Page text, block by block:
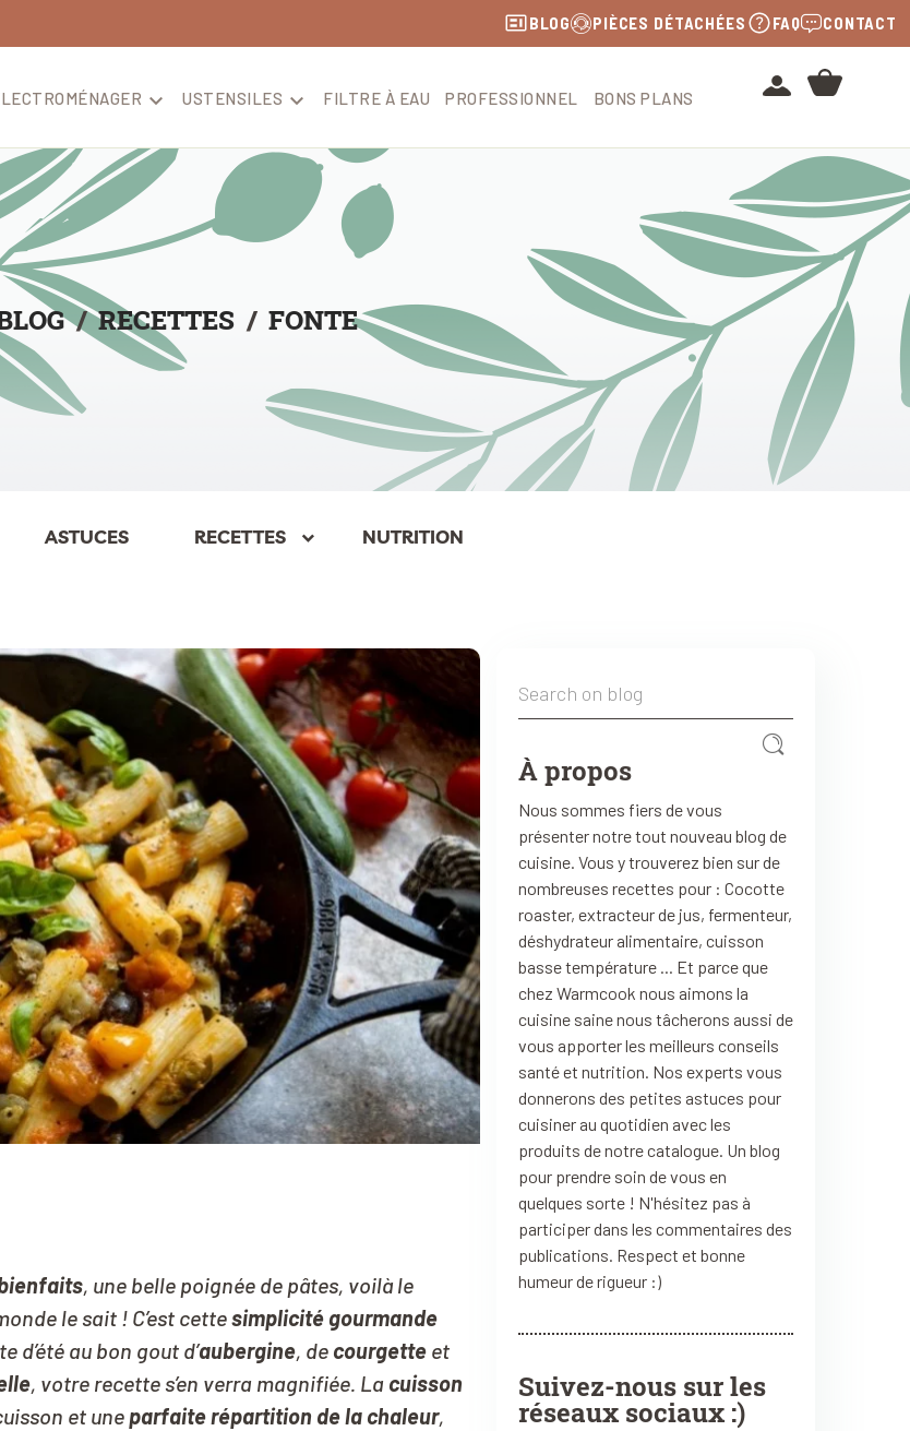
BLOG PIÈCES DÉTACHÉES FAQ CONTACT
 USTENSILES  FILTRE À EAU PROFESSIONNEL BONS PLANS
RECETTES FONTE
ASTUCES RECETTES keyboard_arrow_down NUTRITION
, une belle poignée de pâtes, voilà le
le sait ! C’est cettesimplicité gourmande
d’été au bon gout d’aubergine, de courgette et
, votre recette s’en verra magnifiée. La cuisson
et une parfaite répartition de la chaleur,
À propos
Nous sommes fiers de vous
présenter notre tout nouveau blog de
cuisine. Vous y trouverez bien sur de
nombreuses recettes pour : Cocotte
roaster, extracteur de jus, fermenteur,
déshydrateur alimentaire, cuisson
basse température ... Et parce que
chez Warmcook nous aimons la
cuisine saine nous tâcherons aussi de
vous apporter les meilleurs conseils
santé et nutrition. Nos experts vous
donnerons des petites astuces pour
cuisiner au quotidien avec les
produits de notre catalogue. Un blog
pour prendre soin de vous en
quelques sorte ! N'hésitez pas à
participer dans les commentaires des
publications. Respect et bonne
humeur de rigueur :)
Suivez-nous sur les
réseaux sociaux :)